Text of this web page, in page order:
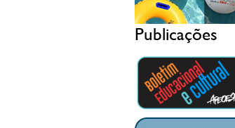
Publicações